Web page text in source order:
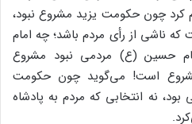
کرد چون حکومت یزید مشروع نبود،
ناشی از رأی مردم باشد؛ چه امام
حسین (ع) مردمی نبود مشروع
است! می‌گوید چون حکومت
نه انتخابی که مردم به پادشاه